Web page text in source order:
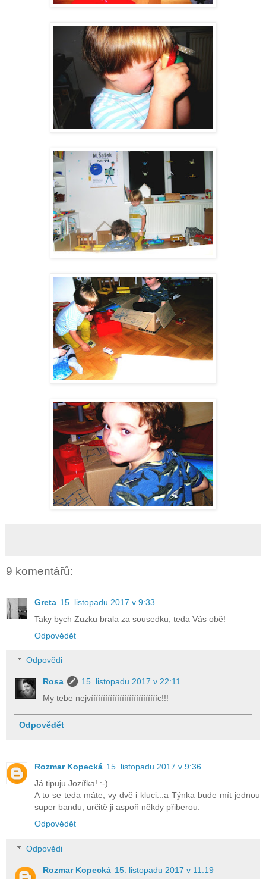
9 komentářů:
Greta 15. listopadu 2017 v 9:33
Taky bych Zuzku brala za sousedku, teda Vás obě!
Odpovědět
Odpovědi
Rosa
15. listopadu 2017 v 22:11
My tebe nejvííííííííííííííííííííííííííííc!!!
Odpovědět
Rozmar Kopecká 15. listopadu 2017 v 9:36
Já tipuju Jozífka! :-)
A to se teda máte, vy dvě i kluci...a Týnka bude mít jednou
super bandu, určitě ji aspoň někdy přiberou.
Odpovědět
Odpovědi
Rozmar Kopecká 15. listopadu 2017 v 11:19